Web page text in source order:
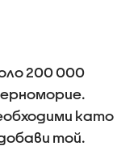
200 000
като
той.